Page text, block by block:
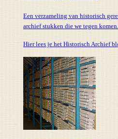
Een verzameling van historisch
archief stukken die we tegen komen.
Hier lees je het Historisch Archief